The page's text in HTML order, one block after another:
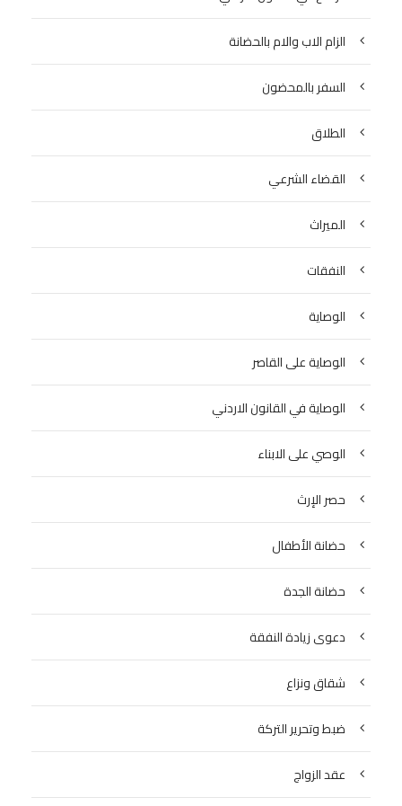
الزام الاب والام بالحضانة
السفر بالمحضون
الطلاق
القضاء الشرعي
الميراث
النفقات
الوصاية
الوصاية على القاصر
الوصاية في القانون الاردني
الوصي على الابناء
حصر الإرث
حضانة الأطفال
حضانة الجدة
دعوى زيادة النفقة
شقاق ونزاع
ضبط وتحرير التركة
عقد الزواج